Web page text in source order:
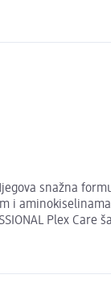
snažna
Plex Care